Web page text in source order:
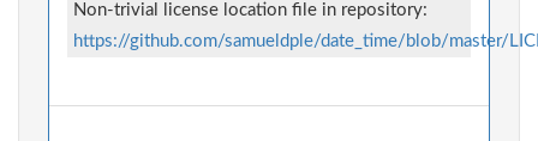
Non-trivial license location file in repository:
https://github.com/samueldple/date_time/blob/master/